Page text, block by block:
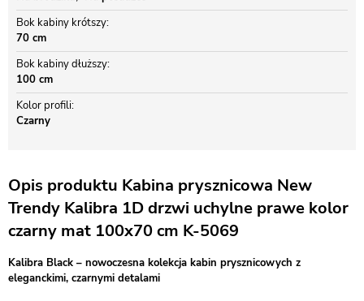
Bok kabiny krótszy
70 cm
Bok kabiny dłuższy
100 cm
Kolor profili
Czarny
Opis produktu Kabina prysznicowa New
Trendy Kalibra 1D drzwi uchylne prawe kolor
czarny mat 100x70 cm K-5069
Kalibra Black – nowoczesna kolekcja kabin prysznicowych z
eleganckimi, czarnymi detalami